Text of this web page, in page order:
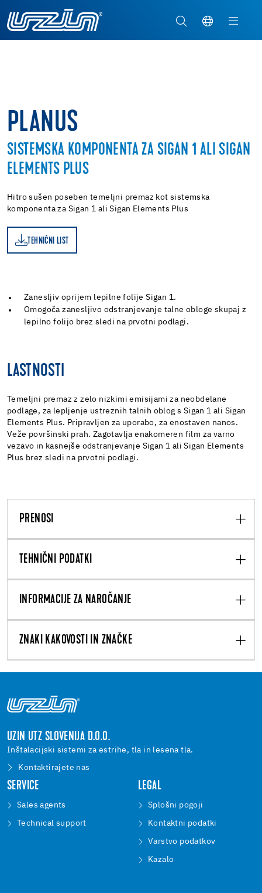
PLANUS
SISTEMSKA KOMPONENTA ZA SIGAN 1 ALI SIGAN
ELEMENTS PLUS
Hitro sušen poseben temeljni premaz kot sistemska
komponenta za Sigan 1 ali Sigan Elements Plus
TEHNIČNI LIST
Zanesljiv oprijem lepilne folije Sigan 1.
Omogoča zanesljivo odstranjevanje talne obloge skupaj z
lepilno folijo brez sledi na prvotni podlagi.
LASTNOSTI
Temeljni premaz z zelo nizkimi emisijami za neobdelane
podlage, za lepljenje ustreznih talnih oblog s Sigan 1 ali Sigan
Elements Plus. Pripravljen za uporabo, za enostaven nanos.
Veže površinski prah. Zagotavlja enakomeren film za varno
vezavo in kasnejše odstranjevanje Sigan 1 ali Sigan Elements
Plus brez sledi na prvotni podlagi.
PRENOSI
TEHNIČNI PODATKI
INFORMACIJE ZA NAROČANJE
ZNAKI KAKOVOSTI IN ZNAČKE
UZIN UTZ SLOVENIJA D.O.O.
Inštalacijski sistemi za estrihe, tla in lesena tla.
Kontaktirajete nas
SERVICE
Sales agents
Technical support
LEGAL
Splošni pogoji
Kontaktni podatki
Varstvo podatkov
Kazalo